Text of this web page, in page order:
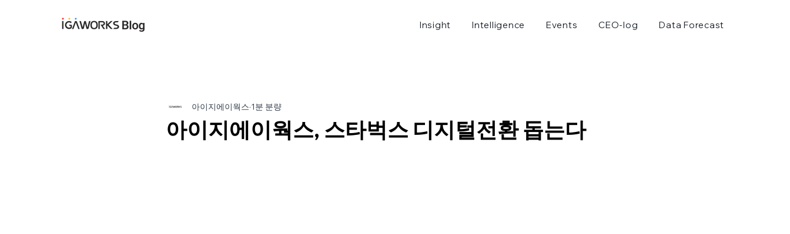
Insight Intelligence Events CEO-log Data Forecast
아이지에이웍스, 스타벅스 디지털전환 돕는다
아이지에이웍스 1분 분량